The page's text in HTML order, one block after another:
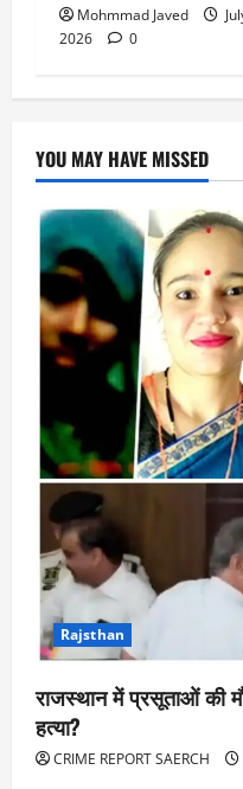
Mohmmad Javed
2026
0
YOU MAY HAVE MISSED
Rajsthan
राजस्थान में प्रसूताओं की
हत्या?
CRIME REPORT SAERCH